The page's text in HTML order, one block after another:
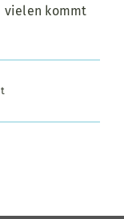
vielen kommt
für
Heu